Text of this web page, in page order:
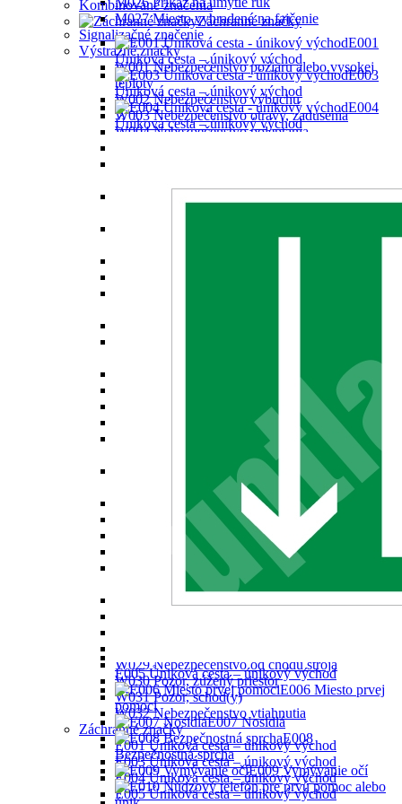
M027 Miesto vyhradené na fajčenie
Signalizačné značenie
Výstražné značky
W001 Nebezpečenstvo požiaru alebo vysokej
teploty
W002 Nebezpečenstvo výbuchu
W003 Nebezpečenstvo otravy, zadusenia
W004 Nebezpečenstvo poleptania
W016 Biologické nebezpečenstvo
W017 Nebezpečenstvo nízkej teploty
W018 Nebezpečenstvo škodlivých alebo
W019 Nebezpečenstvo od tlakovýché nádob s
W020 Nebezpečenstvo od akumulátorov
W021 Nebezpečenstvo výbušného prostredia
W022 Nebezpečenstvo od frézy
W023 Nebezpečenstvo pomliaždenia
W024 Nebezpečenstvo zosunutia alebo pádu
W029 Nebezpečenstvo od chodu stroja
W030 Pozor, zúžený priestor
W031 Pozor, schod(y)
W032 Nebezpečenstvo vtiahnutia
Záchranné značky
E001 Úniková cesta – únikový východ
E003 Úniková cesta – únikový východ
E004 Úniková cesta – únikový východ
E005 Ůniková cesta – únikový východ
Kombinované značenia
Záchranné značky
E001
Úniková cesta – únikový východ
E003
Úniková cesta – únikový východ
E004
Úniková cesta – únikový východ
E005 Ůniková cesta – únikový východ
E006 Miesto prvej
pomoci
E007 Nosidlá
E008
Bezpečnostná sprcha
E009 Vymývanie očí